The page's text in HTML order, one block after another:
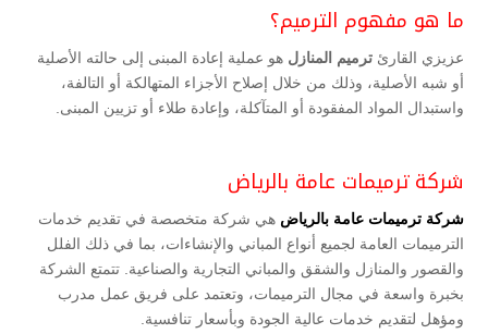
ما هو مفهوم الترميم؟
عزيزي القارئ ترميم المنازل هو عملية إعادة المبنى إلى حالته الأصلية
أو شبه الأصلية، وذلك من خلال إصلاح الأجزاء المتهالكة أو التالفة،
واستبدال المواد المفقودة أو المتآكلة، وإعادة طلاء أو تزيين المبنى.
شركة ترميمات عامة بالرياض
شركة ترميمات عامة بالرياض هي شركة متخصصة في تقديم خدمات
الترميمات العامة لجميع أنواع المباني والإنشاءات، بما في ذلك الفلل
والقصور والمنازل والشقق والمباني التجارية والصناعية. تتمتع الشركة
بخبرة واسعة في مجال الترميمات، وتعتمد على فريق عمل مدرب
ومؤهل لتقديم خدمات عالية الجودة وبأسعار تنافسية.